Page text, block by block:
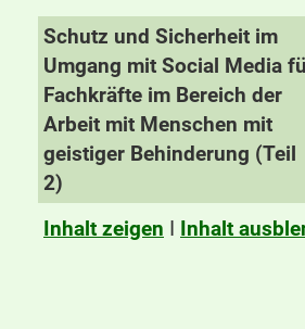
Schutz und Sicherheit im
Umgang mit Social Media
Fachkräfte im Bereich der
Arbeit mit Menschen mit
geistiger Behinderung (Teil
2)
Inhalt zeigen I Inhalt